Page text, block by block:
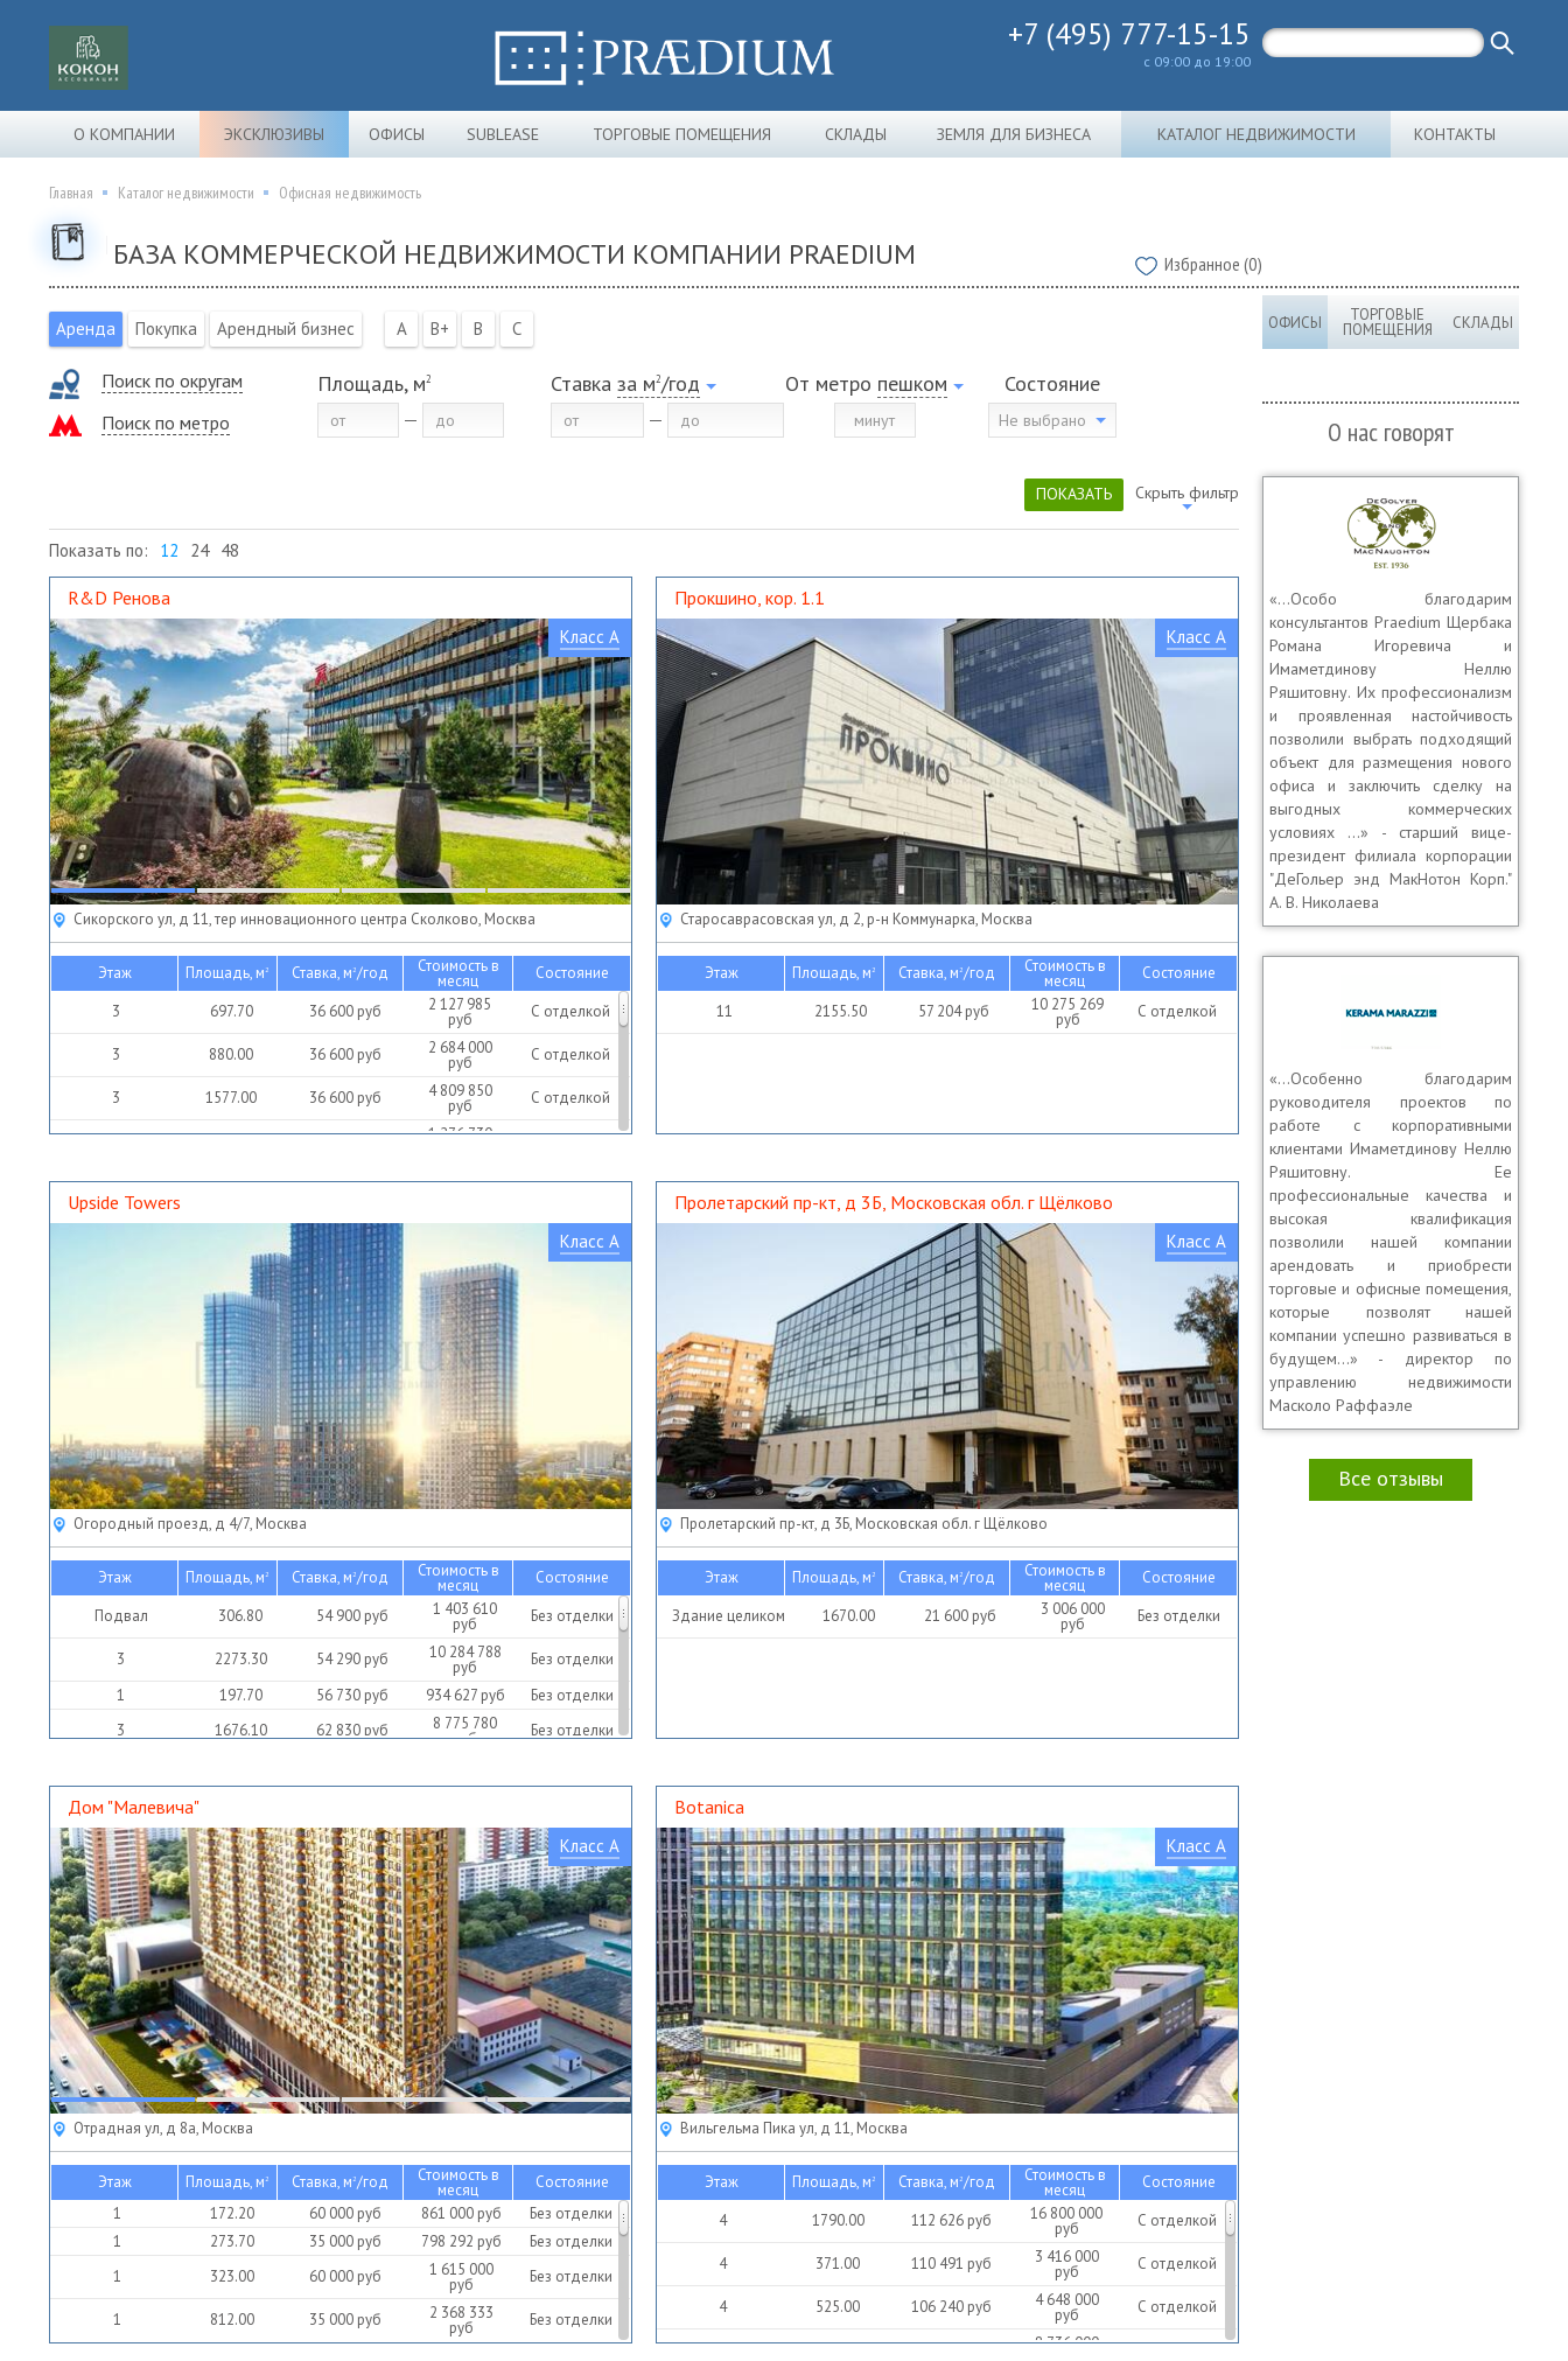
+7 (495) 777-15-15
с 09:00 до 19:00
О КОМПАНИИ ЭКСКЛЮЗИВЫ ОФИСЫ SUBLEASE ТОРГОВЫЕ ПОМЕЩЕНИЯ СКЛАДЫ ЗЕМЛЯ ДЛЯ БИЗНЕСА КАТАЛОГ НЕДВИЖИМОСТИ КОНТАКТЫ
Главная Каталог недвижимости Офисная недвижимость
БАЗА КОММЕРЧЕСКОЙ НЕДВИЖИМОСТИ КОМПАНИИ PRAEDIUM Избранное (0)
Аренда Покупка Арендный бизнес A B+ B C
Поиск по округам
Поиск по метро
Площадь, м2 Ставка за м2/год От метро пешком Состояние
Не выбрано
ПОКАЗАТЬ Скрыть фильтр
Показать по: 12 24 48
R&D Ренова
Класс A
Сикорского ул, д 11, тер инновационного центра Сколково, Москва
Этаж Площадь, м2 Ставка, м2/год Стоимость в
месяц
Состояние
3
697.70 36 600руб 2 127 985
руб С отделкой
3 880.00 36 600руб 2 684 000
руб С отделкой
3 1577.00 36 600руб 4 809 850
руб С отделкой
4 418.60 36 600руб 1 276 730 С отделкой
Прокшино, кор. 1.1
Класс A
Старосаврасовская ул, д 2, р-н Коммунарка, Москва
Этаж Площадь, м2 Ставка, м2/год Стоимость в
месяц
Состояние
11
2155.50 57 204руб 10 275 269
руб С отделкой
Upside Towers
Класс A
Огородный проезд, д 4/7, Москва
Этаж Площадь, м2 Ставка, м2/год Стоимость в
месяц
Состояние
Подвал
306.80 54 900 руб 1 403 610
руб Без отделки
3 2273.30 54 290 руб 10 284 788
руб
Без отделки
1
197.70 56 730 руб 934 627руб
Без отделки
3
1676.10 62 830 руб 8 775 780
руб Без отделки
Пролетарский пр-кт, д 3Б, Московская обл. г Щёлково
Класс A
Пролетарский пр-кт, д 3Б, Московская обл. г Щёлково
Этаж Площадь, м2 Ставка, м2/год Стоимость в
месяц
Состояние
Здание целиком
1670.00 21 600 руб 3 006 000
руб Без отделки
Дом "Малевича"
Класс A
Отрадная ул, д 8а, Москва
Этаж Площадь, м2 Ставка, м2/год Стоимость в
месяц
Состояние
1
172.20 60 000 руб 861 000 руб
Без отделки
1
273.70 35 000 руб 798 292 руб
Без отделки
1
323.00 60 000 руб 1 615 000
руб Без отделки
1 812.00 35 000 руб 2 368 333
руб Без отделки
Botanica
Класс A
Вильгельма Пика ул, д 11, Москва
Этаж Площадь, м2 Ставка, м2/год Стоимость в
месяц
Состояние
4
1790.00 112 626 руб 16 800 000
руб С отделкой
4 371.00 110 491 руб 3 416 000
руб С отделкой
4 525.00 106 240 руб 4 648 000
руб С отделкой
4 755.00 138 850руб 8 736 000 С отделкой
ОФИСЫ ТОРГОВЫЕ
ПОМЕЩЕНИЯ СКЛАДЫ
О нас говорят
«…Особо благодарим
консультантов Praedium Щербака
Романа Игоревича и
Имаметдинову Неллю
Ряшитовну. Их профессионализм
и проявленная настойчивость
позволили выбрать подходящий
объект для размещения нового
офиса и заключить сделку на
выгодных коммерческих
условиях …» - старший вице-
президент филиала корпорации
"ДеГольер энд МакНотон Корп."
А. В. Николаева
«…Особенно благодарим
руководителя проектов по
работе с корпоративными
клиентами Имаметдинову Неллю
Ряшитовну. Ее
профессиональные качества и
высокая квалификация
позволили нашей компании
арендовать и приобрести
торговые и офисные помещения,
которые позволят нашей
компании успешно развиваться в
будущем...» - директор по
управлению недвижимости
Масколо Раффаэле
Все отзывы